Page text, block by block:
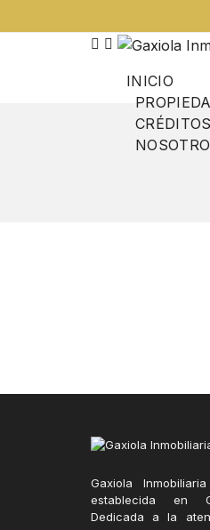
INICIO
Gaxiola
establecida en
Dedicada a la